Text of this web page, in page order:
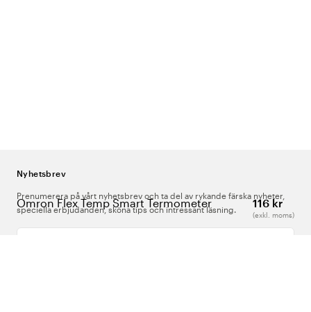
Omron Flex Temp Smart Termometer 116 kr
(exkl. moms)
Nyhetsbrev
Prenumerera på vårt nyhetsbrev och ta del av rykande färska nyheter,
speciella erbjudanden, sköna tips och intressant läsning.
Ange din e-postadress